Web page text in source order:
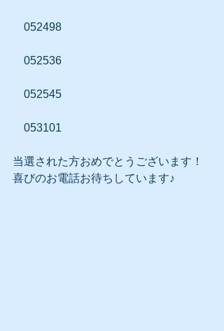
052498
052536
052545
053101
当選された方おめでとうございます！
喜びのお電話お待ちしています♪